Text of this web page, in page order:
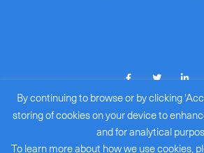
COPYRIGHT © 2026ROYALE
(BR#: 15386172).
ALL RIGHTS RESERVED.
By continuing to browse or by clicking
storing of cookies on your device to
and for analytical
To learn more about how we use cookies,